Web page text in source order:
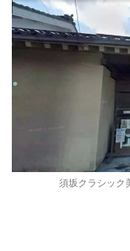
須坂クラシック